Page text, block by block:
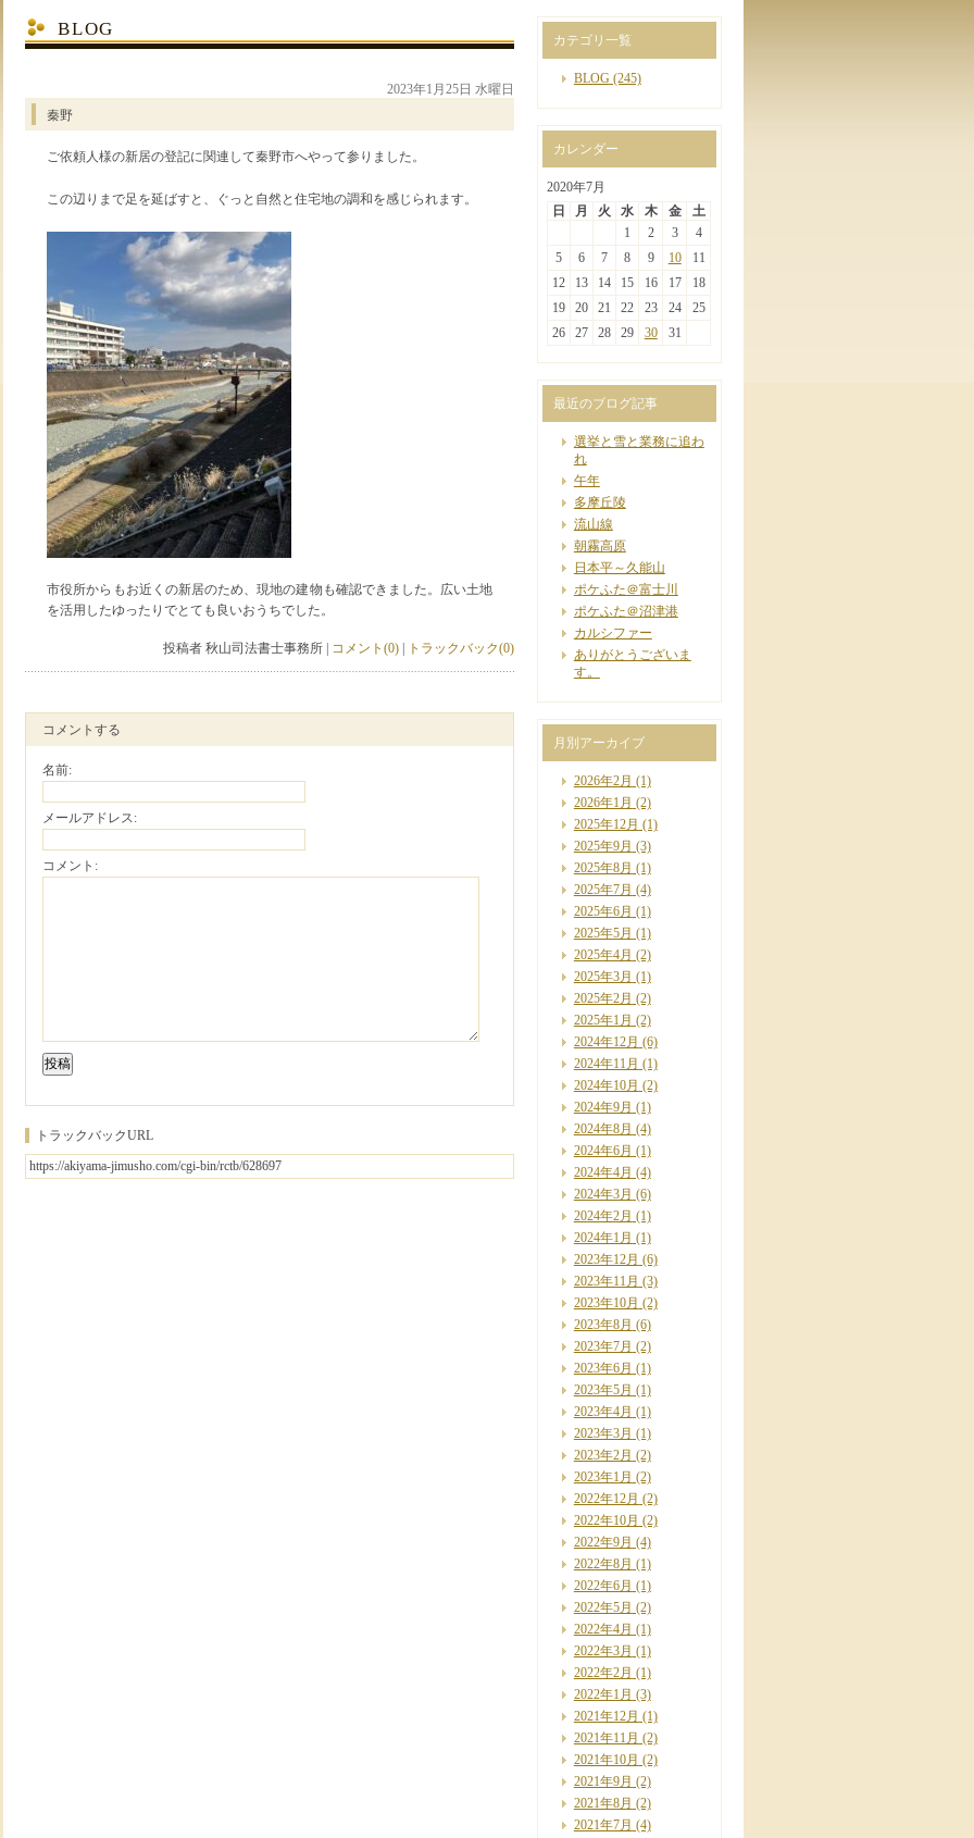
BLOG
2023年1月25日 水曜日
秦野
ご依頼人様の新居の登記に関連して秦野市へやって参りました。
この辺りまで足を延ばすと、ぐっと自然と住宅地の調和を感じられます。
市役所からもお近くの新居のため、現地の建物も確認できました。広い土地
を活用したゆったりでとても良いおうちでした。
投稿者 秋山司法書士事務所 | コメント(0) トラックバック(0)
コメントする
名前:
メールアドレス:
コメント:
トラックバックURL
カテゴリ一覧
BLOG(245)
カレンダー
2020年7月
日
月 火 水 木 金
土
1
2 3
4
5
6 7 8 9 10
11
12
13 14 15 16 17
18
19
20 21 22 23 24
25
26
27 28 29 30 31
最近のブログ記事
選挙と雪と業務に追わ
れ
午年
多摩丘陵
流山線
朝霧高原
日本平～久能山
ポケふた＠富士川
ポケふた＠沼津港
カルシファー
ありがとうございま
す。
月別アーカイブ
2026年2月 (1)
2026年1月 (2)
2025年12月 (1)
2025年9月 (3)
2025年8月 (1)
2025年7月 (4)
2025年6月 (1)
2025年5月 (1)
2025年4月 (2)
2025年3月 (1)
2025年2月 (2)
2025年1月 (2)
2024年12月 (6)
2024年11月 (1)
2024年10月 (2)
2024年9月 (1)
2024年8月 (4)
2024年6月 (1)
2024年4月 (4)
2024年3月 (6)
2024年2月 (1)
2024年1月 (1)
2023年12月 (6)
2023年11月 (3)
2023年10月 (2)
2023年8月 (6)
2023年7月 (2)
2023年6月 (1)
2023年5月 (1)
2023年4月 (1)
2023年3月 (1)
2023年2月 (2)
2023年1月 (2)
2022年12月 (2)
2022年10月 (2)
2022年9月 (4)
2022年8月 (1)
2022年6月 (1)
2022年5月 (2)
2022年4月 (1)
2022年3月 (1)
2022年2月 (1)
2022年1月 (3)
2021年12月 (1)
2021年11月 (2)
2021年10月 (2)
2021年9月 (2)
2021年8月 (2)
2021年7月 (4)